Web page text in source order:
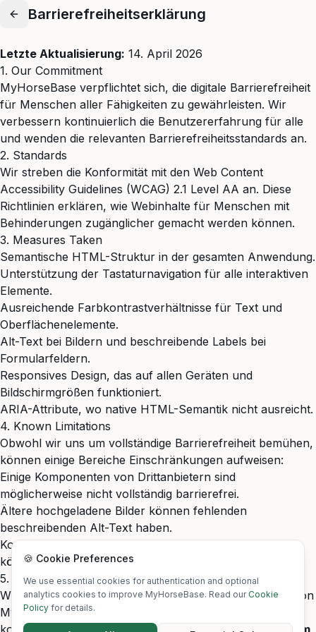
Barrierefreiheitserklärung
Letzte Aktualisierung: 14. April 2026
1. Our Commitment
MyHorseBase verpflichtet sich, die digitale Barrierefreiheit
für Menschen aller Fähigkeiten zu gewährleisten. Wir
verbessern kontinuierlich die Benutzererfahrung für alle
und wenden die relevanten Barrierefreiheitsstandards an.
2. Standards
Wir streben die Konformität mit den Web Content
Accessibility Guidelines (WCAG) 2.1 Level AA an. Diese
Richtlinien erklären, wie Webinhalte für Menschen mit
Behinderungen zugänglicher gemacht werden können.
3. Measures Taken
Semantische HTML-Struktur in der gesamten Anwendung.
Unterstützung der Tastaturnavigation für alle interaktiven
Elemente.
Ausreichende Farbkontrastverhältnisse für Text und
Oberflächenelemente.
Alt-Text bei Bildern und beschreibende Labels bei
Formularfeldern.
Responsives Design, das auf allen Geräten und
Bildschirmgrößen funktioniert.
ARIA-Attribute, wo native HTML-Semantik nicht ausreicht.
4. Known Limitations
Obwohl wir uns um vollständige Barrierefreiheit bemühen,
können einige Bereiche Einschränkungen aufweisen:
Einige Komponenten von Drittanbietern sind
möglicherweise nicht vollständig barrierefrei.
Ältere hochgeladene Bilder können fehlenden
beschreibenden Alt-Text haben.
Komplexe Datenvisualisierungen auf der Analyseseite
könnten Verbesserungen benötigen.
5. Feedback
Wir freuen uns über Ihr Feedback zur Barrierefreiheit von
MyHorseBase. Wenn Sie auf Barrieren stoßen,
kontaktieren Sie uns bitte unter
info@myhorsebase.com
🍪 Cookie Preferences
We use essential cookies for authentication and optional
analytics cookies to improve MyHorseBase. Read our Cookie
Policy for details.